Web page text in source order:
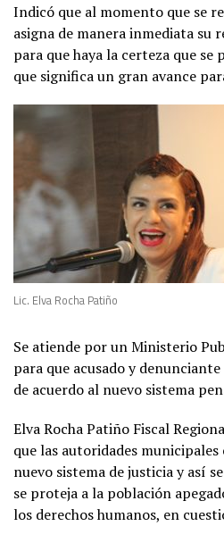
Indicó que al momento que se
asigna de manera inmediata
para que haya la certeza que
que significa un gran avance
Lic. Elva Rocha Patiño
Se atiende por un Ministerio
para que acusado y
de acuerdo al nuevo sistema
Elva Rocha Patiño Fiscal
que las autoridades
nuevo sistema de justicia y así
se proteja a la población
los derechos humanos, en